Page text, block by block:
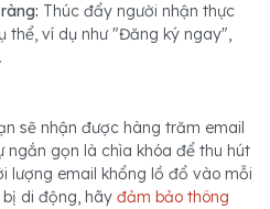
Thúc đẩy người nhận thực
thể, ví dụ như "Đăng ký ngay",
sẽ nhận được hàng trăm email
ngắn gọn là chìa khóa để thu hút
lượng email khổng lồ đổ vào mỗi
di động, hãy đảm bảo thông